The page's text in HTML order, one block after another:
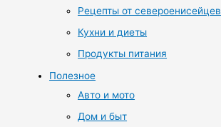
Рецепты от североенисейцев
Кухни и диеты
Продукты питания
Полезное
Авто и мото
Дом и быт